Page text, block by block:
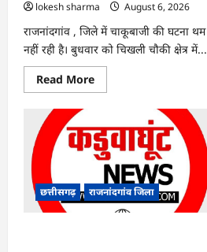
lokesh sharma
August 6, 2026
राजनांदगांव , जिले में चाकूबाजी की घटना थम
नहीं रही है। बुधवार को चिखली चौकी क्षेत्र में...
Read MoreRead
more
युवक
पर
चाकू
जानलेवा
हमला,
चार
आरोपी
छत्तीसगढ़ राजनांदगांव जिला